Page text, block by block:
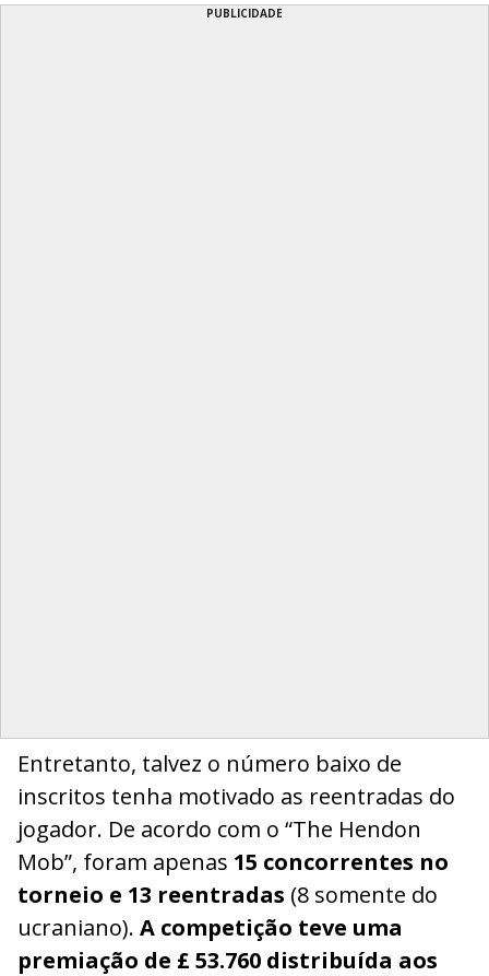
PUBLICIDADE
Entretanto, talvez o número baixo de
inscritos tenha motivado as reentradas do
jogador. De acordo com o “The Hendon
Mob”, foram apenas 15 concorrentes no
torneio e 13 reentradas (8 somente do
ucraniano). A competição teve uma
premiação de £ 53.760 distribuída aos